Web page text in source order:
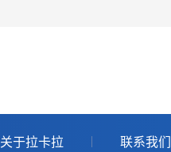
关于拉卡拉 联系我们